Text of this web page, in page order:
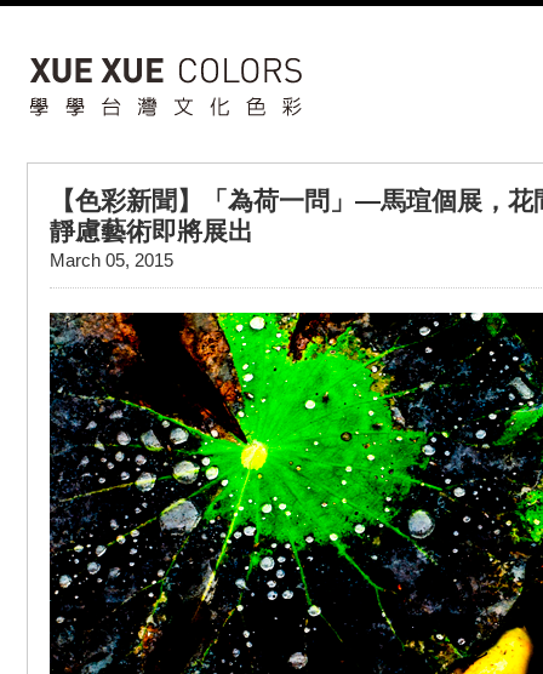
【色彩新聞】「為荷一問」—馬瑄個展，
靜慮藝術即將展出
March 05, 2015